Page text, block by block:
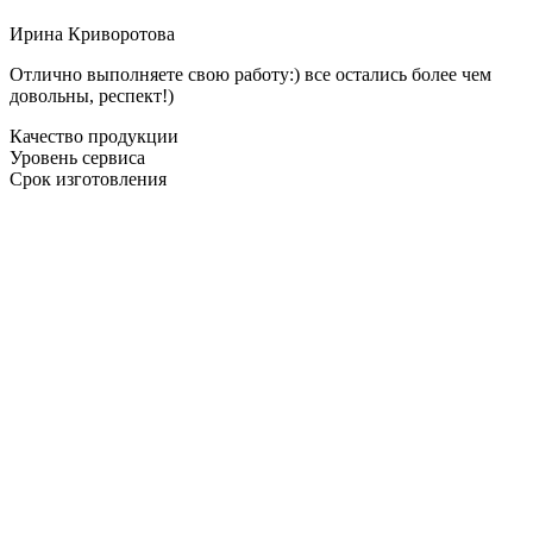
Ирина Криворотова
Отлично выполняете свою работу:) все остались более чем
довольны, респект!)
Качество продукции
Уровень сервиса
Срок изготовления